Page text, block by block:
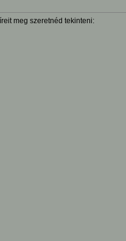
meg szeretnéd tekinteni: